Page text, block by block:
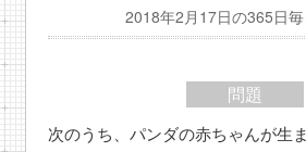
2018年2月17日の365日
問題
次のうち、パンダの赤ちゃんが生